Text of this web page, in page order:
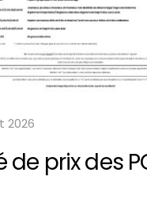
2026
de prix des